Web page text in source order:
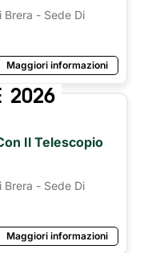
Brera - Sede Di
Maggiori informazioni
2026
Il Telescopio
Brera - Sede Di
Maggiori informazioni